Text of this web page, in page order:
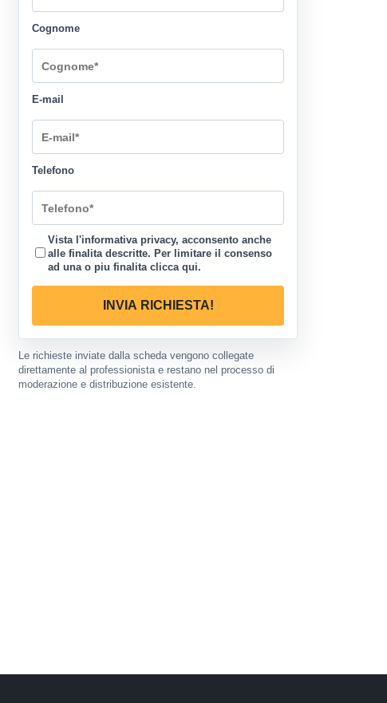
Cognome
E-mail
Telefono
Vista l'informativa privacy, acconsento anche
alle finalita descritte. Per limitare il consenso
ad una o piu finalita clicca qui.
INVIA RICHIESTA!
Le richieste inviate dalla scheda vengono collegate
direttamente al professionista e restano nel processo di
moderazione e distribuzione esistente.